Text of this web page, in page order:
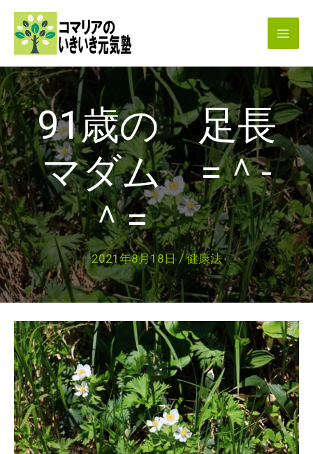
ス
キ
ッ
プ
91歳の 足長
マダム =＾-
＾=
2021年8月18日 /健康法